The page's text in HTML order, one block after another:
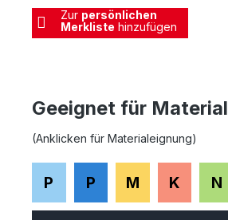
Zur persönlichen
Merkliste hinzufügen
Geeignet für Material
(Anklicken für Materialeignung)
P P M K N